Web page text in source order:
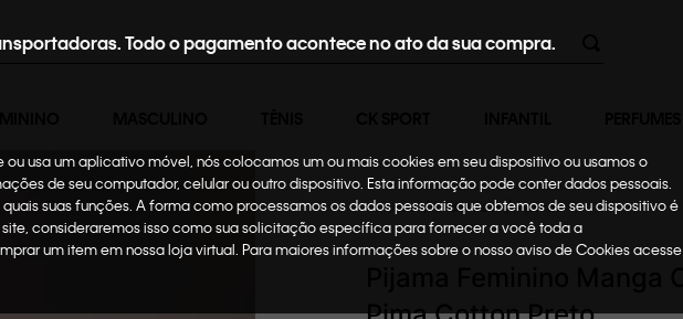
Todo o pagamento acontece no ato da sua compra.
usa um aplicativo móvel, nós colocamos um ou mais cookies em seu dispositivo ou usamos o
de seu computador, celular ou outro dispositivo. Esta informação pode conter dados pessoais.
suas funções. A forma como processamos os dados pessoais que obtemos de seu dispositivo é
consideraremos isso como sua solicitação específica para fornecer a você toda a
um item em nossa loja virtual. Para maiores informações sobre o nosso aviso de Cookies acesse
Feminino Underwear Pijamas